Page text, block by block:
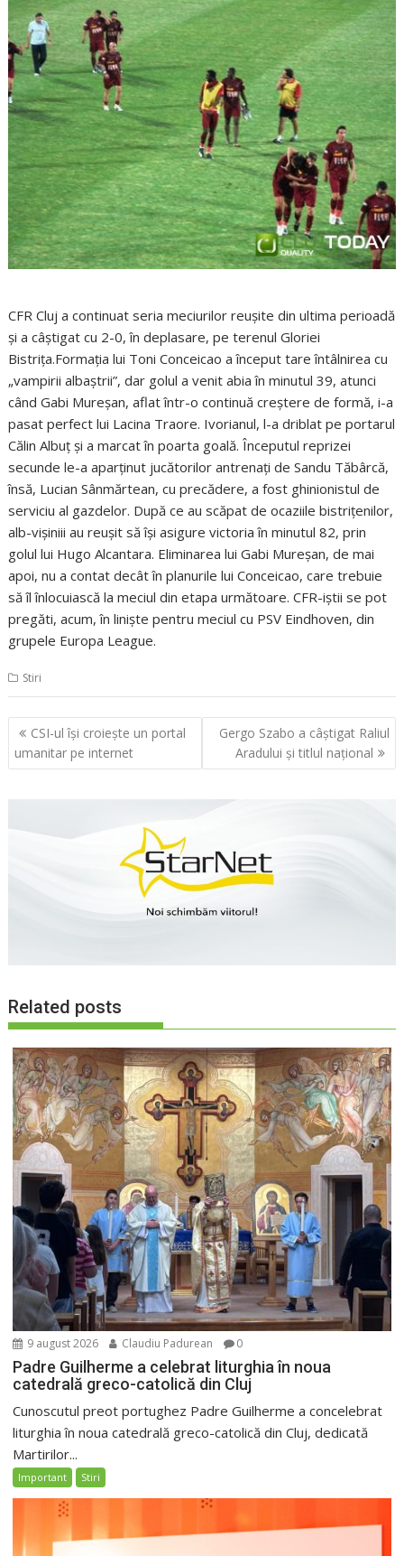
CFR Cluj a continuat seria meciurilor reuşite din ultima perioadă
şi a câştigat cu 2-0, în deplasare, pe terenul Gloriei
Bistriţa.Formaţia lui Toni Conceicao a început tare întâlnirea cu
„vampirii albaştrii”, dar golul a venit abia în minutul 39, atunci
când Gabi Mureşan, aflat într-o continuă creştere de formă, i-a
pasat perfect lui Lacina Traore. Ivorianul, l-a driblat pe portarul
Călin Albuţ şi a marcat în poarta goală. Începutul reprizei
secunde le-a aparţinut jucătorilor antrenaţi de Sandu Tăbârcă,
însă, Lucian Sânmărtean, cu precădere, a fost ghinionistul de
serviciu al gazdelor. După ce au scăpat de ocaziile bistriţenilor,
alb-vişiniii au reuşit să îşi asigure victoria în minutul 82, prin
golul lui Hugo Alcantara. Eliminarea lui Gabi Mureşan, de mai
apoi, nu a contat decât în planurile lui Conceicao, care trebuie
să îl înlocuiască la meciul din etapa următoare. CFR-iştii se pot
pregăti, acum, în linişte pentru meciul cu PSV Eindhoven, din
grupele Europa League.
Stiri
Navigare
în
articole
CSI-ul îşi croieşte un portal
umanitar pe internet
Gergo Szabo a câştigat Raliul
Aradului şi titlul naţional
Related posts
9 august 2026 Claudiu Padurean 0
Padre Guilherme a celebrat liturghia în noua
catedrală greco-catolică din Cluj
Cunoscutul preot portughez Padre Guilherme a concelebrat
liturghia în noua catedrală greco-catolică din Cluj, dedicată
Martirilor...
Important Stiri